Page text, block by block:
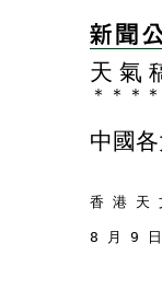
天 氣
＊ ＊ ＊ ＊
中國
香 港 天
8 月 9